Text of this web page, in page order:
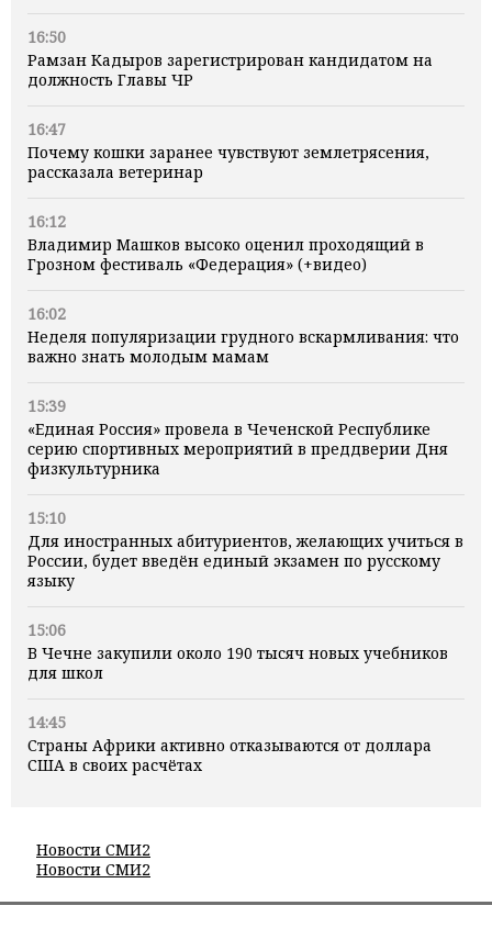
16:50
Рамзан Кадыров зарегистрирован кандидатом на
должность Главы ЧР
16:47
Почему кошки заранее чувствуют землетрясения,
рассказала ветеринар
16:12
Владимир Машков высоко оценил проходящий в
Грозном фестиваль «Федерация» (+видео)
16:02
Неделя популяризации грудного вскармливания: что
важно знать молодым мамам
15:39
«Единая Россия» провела в Чеченской Республике
серию спортивных мероприятий в преддверии Дня
физкультурника
15:10
Для иностранных абитуриентов, желающих учиться в
России, будет введён единый экзамен по русскому
языку
15:06
В Чечне закупили около 190 тысяч новых учебников
для школ
14:45
Страны Африки активно отказываются от доллара
США в своих расчётах
Новости СМИ2
Новости СМИ2